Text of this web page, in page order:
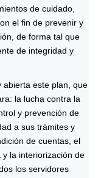
de cuidado,
el fin de prevenir y
de forma tal que
de integridad y
abierta este plan, que
la lucha contra la
y prevención de
a sus trámites y
de cuentas, el
la interiorización de
los servidores